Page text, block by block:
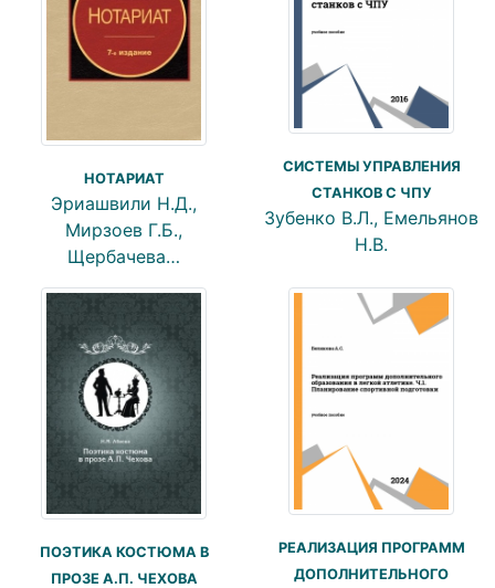
НОТАРИАТ
Эриашвили Н.Д.,
Мирзоев Г.Б.,
Щербачева…
СИСТЕМЫ УПРАВЛЕНИЯ
СТАНКОВ С ЧПУ
Зубенко В.Л., Емельянов
Н.В.
ПОЭТИКА КОСТЮМА В
ПРОЗЕ А.П. ЧЕХОВА
РЕАЛИЗАЦИЯ ПРОГРАММ
ДОПОЛНИТЕЛЬНОГО